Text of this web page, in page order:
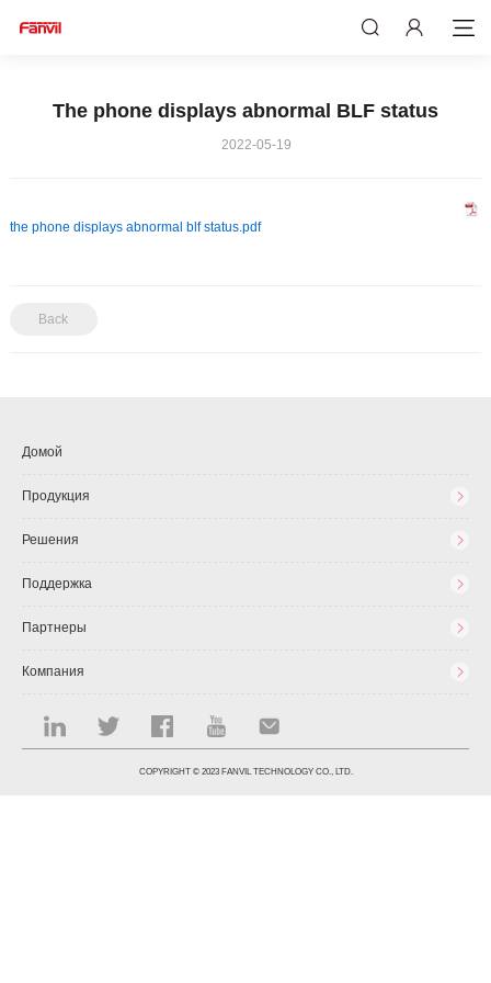
The phone displays abnormal BLF status
2022-05-19
the phone displays abnormal blf status.pdf
Back
Домой
Продукция
Решения
Поддержка
Партнеры
Компания
COPYRIGHT © 2023 FANVIL TECHNOLOGY CO., LTD.